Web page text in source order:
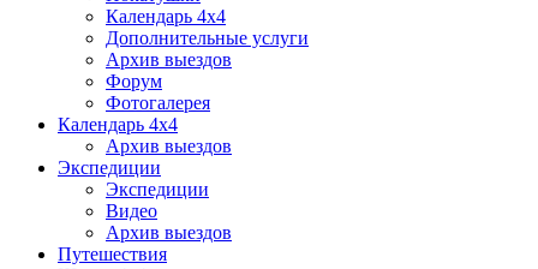
Календарь 4х4
Дополнительные услуги
Архив выездов
Форум
Фотогалерея
Календарь 4х4
Архив выездов
Экспедиции
Экспедиции
Видео
Архив выездов
Путешествия